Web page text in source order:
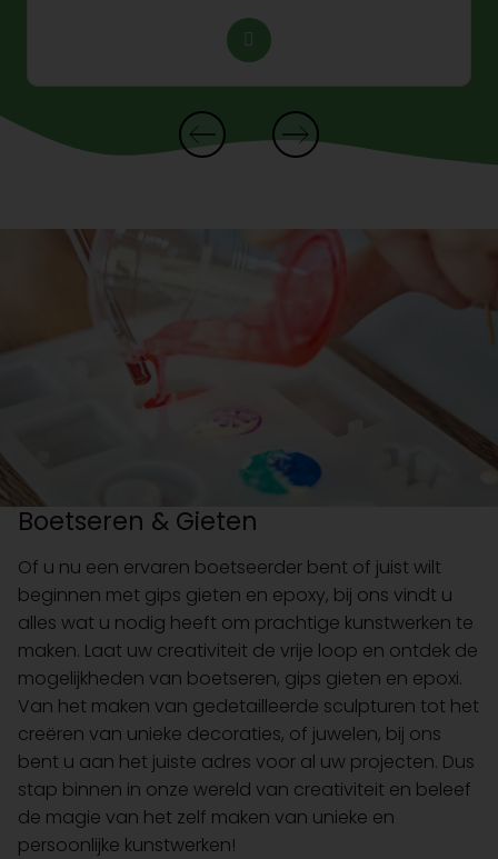
Boetseren & Gieten
Of u nu een ervaren boetseerder bent of juist wilt
beginnen met gips gieten en epoxy, bij ons vindt u
alles wat u nodig heeft om prachtige kunstwerken te
maken. Laat uw creativiteit de vrije loop en ontdek de
mogelijkheden van boetseren, gips gieten en epoxi.
Van het maken van gedetailleerde sculpturen tot het
creëren van unieke decoraties, of juwelen, bij ons
bent u aan het juiste adres voor al uw projecten. Dus
stap binnen in onze wereld van creativiteit en beleef
de magie van het zelf maken van unieke en
persoonlijke kunstwerken!